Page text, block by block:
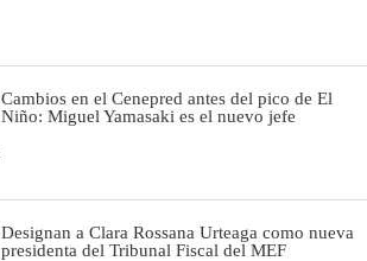
Cambios en el Cenepred antes del pico de El
Niño: Miguel Yamasaki es el nuevo jefe
Designan a Clara Rossana Urteaga como nueva
presidenta del Tribunal Fiscal del MEF